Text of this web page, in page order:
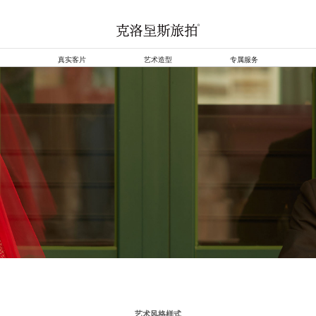
真实客片 艺术造型 专属服务
艺术风格样式